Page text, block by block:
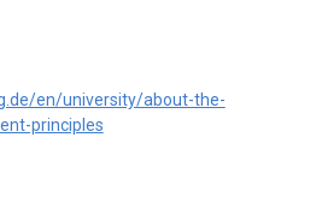
en/university/about-the-
principles